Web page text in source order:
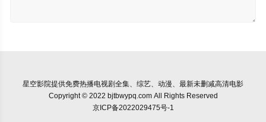
星空影院提供免费热播电视剧全集、综艺、动漫、最新未删减高清电影
Copyright © 2022 bjtbwypq.com All Rights Reserved
京ICP备2022029475号-1